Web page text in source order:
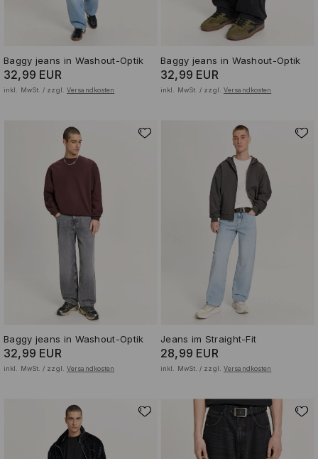
Baggy jeans in Washout-Optik
32,99 EUR
inkl. MwSt. / zzgl. Versandkosten
Baggy jeans in Washout-Optik
32,99 EUR
inkl. MwSt. / zzgl. Versandkosten
Baggy jeans in Washout-Optik
32,99 EUR
inkl. MwSt. / zzgl. Versandkosten
Jeans im Straight-Fit
28,99 EUR
inkl. MwSt. / zzgl. Versandkosten